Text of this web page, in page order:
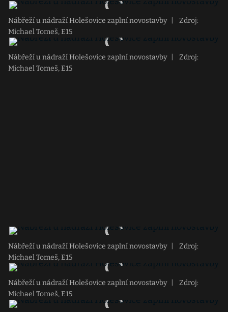
Nábřeží u nádraží Holešovice zaplní novostavby
Zdroj:
Michael Tomeš, E15
Nábřeží u nádraží Holešovice zaplní novostavby
Zdroj:
Michael Tomeš, E15
Nábřeží u nádraží Holešovice zaplní novostavby
Zdroj:
Michael Tomeš, E15
Nábřeží u nádraží Holešovice zaplní novostavby
Zdroj:
Michael Tomeš, E15